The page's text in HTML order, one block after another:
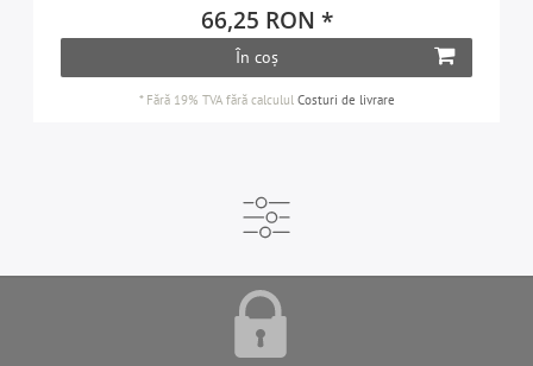
66,25 RON *
În coș
* Fără 19% TVAfără calculul Costuri de livrare